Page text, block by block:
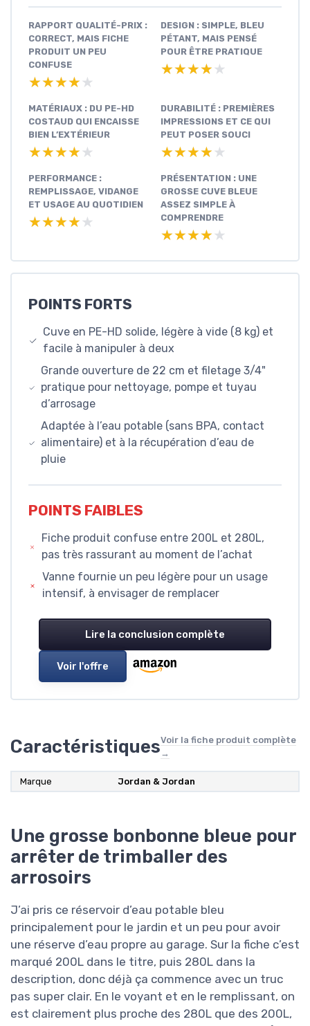
RAPPORT QUALITÉ-PRIX :
CORRECT, MAIS FICHE
PRODUIT UN PEU
CONFUSE
★★★★★
★★★★★
DESIGN : SIMPLE, BLEU
PÉTANT, MAIS PENSÉ
POUR ÊTRE PRATIQUE
★★★★★
★★★★★
MATÉRIAUX : DU PE-HD
COSTAUD QUI ENCAISSE
BIEN L’EXTÉRIEUR
★★★★★
★★★★★
DURABILITÉ : PREMIÈRES
IMPRESSIONS ET CE QUI
PEUT POSER SOUCI
★★★★★
★★★★★
PERFORMANCE :
REMPLISSAGE, VIDANGE
ET USAGE AU QUOTIDIEN
★★★★★
★★★★★
PRÉSENTATION : UNE
GROSSE CUVE BLEUE
ASSEZ SIMPLE À
COMPRENDRE
★★★★★
★★★★★
POINTS FORTS
Cuve en PE-HD solide, légère à vide (8 kg) et
facile à manipuler à deux
Grande ouverture de 22 cm et filetage 3/4"
pratique pour nettoyage, pompe et tuyau
d’arrosage
Adaptée à l’eau potable (sans BPA, contact
alimentaire) et à la récupération d’eau de
pluie
POINTS FAIBLES
Fiche produit confuse entre 200L et 280L,
pas très rassurant au moment de l’achat
Vanne fournie un peu légère pour un usage
intensif, à envisager de remplacer
Lire la conclusion complète
Voir l'offre
CaractéristiquesVoir la fiche produit complète
→
Marque Jordan & Jordan
Une grosse bonbonne bleue pour
arrêter de trimballer des
arrosoirs
J’ai pris ce réservoir d’eau potable bleu
principalement pour le jardin et un peu pour avoir
une réserve d’eau propre au garage. Sur la fiche c’est
marqué 200L dans le titre, puis 280L dans la
description, donc déjà ça commence avec un truc
pas super clair. En le voyant et en le remplissant, on
est clairement plus proche des 280L que des 200L,